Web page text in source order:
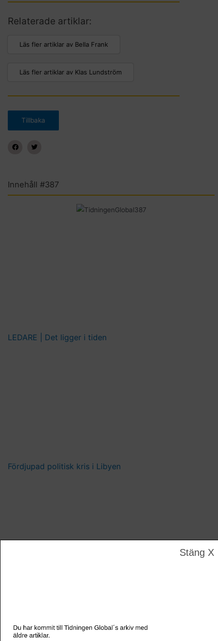
Relaterade artiklar:
Läs fler artiklar av Bella Frank
Läs fler artiklar av Klas Lundström
Innehåll #387
LEDARE | Det ligger i tiden
Fördjupad politisk kris i Libyen
Stäng X
Du har kommit till Tidningen Global´s arkiv med
äldre artiklar.